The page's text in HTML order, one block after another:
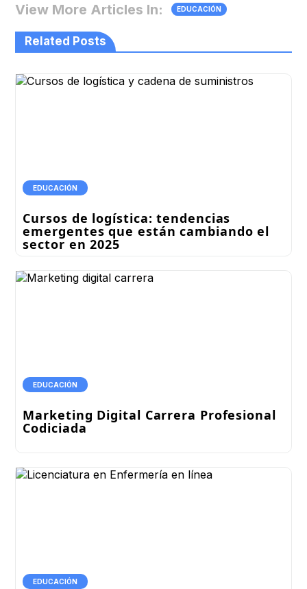
View More Articles In: EDUCACIÓN
Related Posts
EDUCACIÓN
Cursos de logística: tendencias
emergentes que están cambiando el
sector en 2025
EDUCACIÓN
Marketing Digital Carrera Profesional
Codiciada
EDUCACIÓN